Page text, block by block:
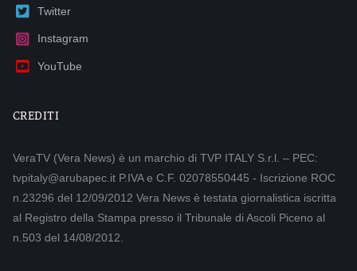
Twitter
Instagram
YouTube
CREDITI
VeraTV (Vera News) è un marchio di TVP ITALY S.r.l. – PEC:
tvpitaly@arubapec.it P.IVA e C.F. 02078550445 - Iscrizione ROC
n.23296 del 12/09/2012 Vera News è testata giornalistica iscritta
al Registro della Stampa presso il Tribunale di Ascoli Piceno al
n.503 del 14/08/2012.